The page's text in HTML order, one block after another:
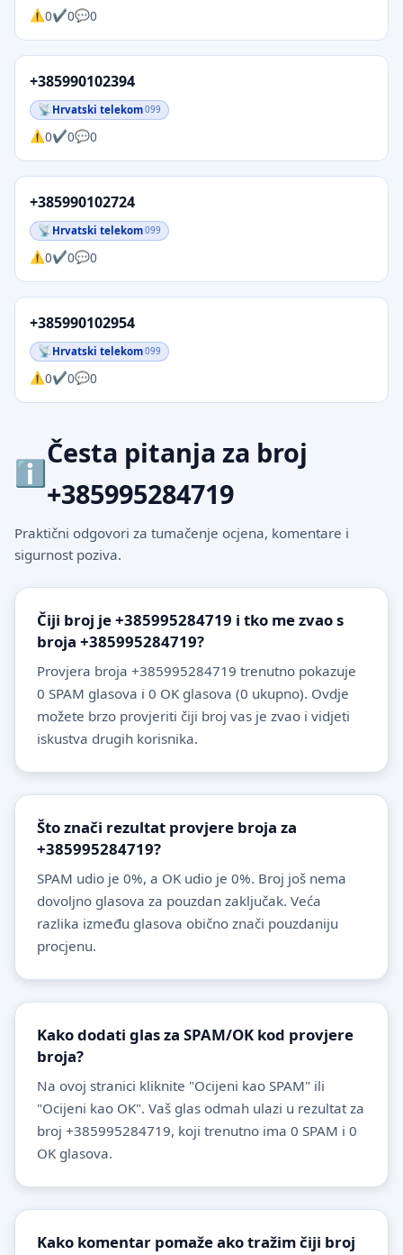
0 0 0
+385990102394
Hrvatski telekom099
0 0 0
+385990102724
Hrvatski telekom099
0 0 0
+385990102954
Hrvatski telekom099
0 0 0
Česta pitanja za broj
+385995284719
Praktični odgovori za tumačenje ocjena, komentare i
sigurnost poziva.
Čiji broj je +385995284719 i tko me zvao s
broja +385995284719?
Provjera broja +385995284719 trenutno pokazuje
0 SPAM glasova i 0 OK glasova (0 ukupno). Ovdje
možete brzo provjeriti čiji broj vas je zvao i vidjeti
iskustva drugih korisnika.
Što znači rezultat provjere broja za
+385995284719?
SPAM udio je 0%, a OK udio je 0%. Broj još nema
dovoljno glasova za pouzdan zaključak. Veća
razlika između glasova obično znači pouzdaniju
procjenu.
Kako dodati glas za SPAM/OK kod provjere
broja?
Na ovoj stranici kliknite "Ocijeni kao SPAM" ili
"Ocijeni kao OK". Vaš glas odmah ulazi u rezultat za
broj +385995284719, koji trenutno ima 0 SPAM i 0
OK glasova.
Kako komentar pomaže ako tražim čiji broj